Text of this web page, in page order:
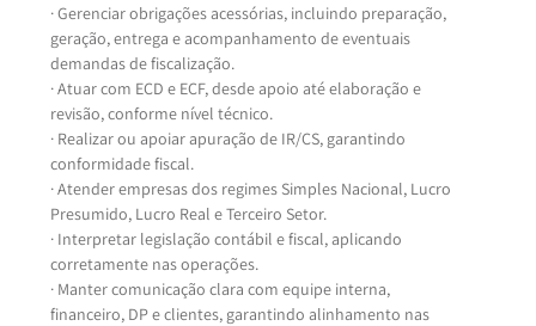
· Gerenciar obrigações acessórias, incluindo preparação,
geração, entrega e acompanhamento de eventuais
demandas de fiscalização.
· Atuar com ECD e ECF, desde apoio até elaboração e
revisão, conforme nível técnico.
· Realizar ou apoiar apuração de IR/CS, garantindo
conformidade fiscal.
· Atender empresas dos regimes Simples Nacional, Lucro
Presumido, Lucro Real e Terceiro Setor.
· Interpretar legislação contábil e fiscal, aplicando
corretamente nas operações.
· Manter comunicação clara com equipe interna,
financeiro, DP e clientes, garantindo alinhamento nas